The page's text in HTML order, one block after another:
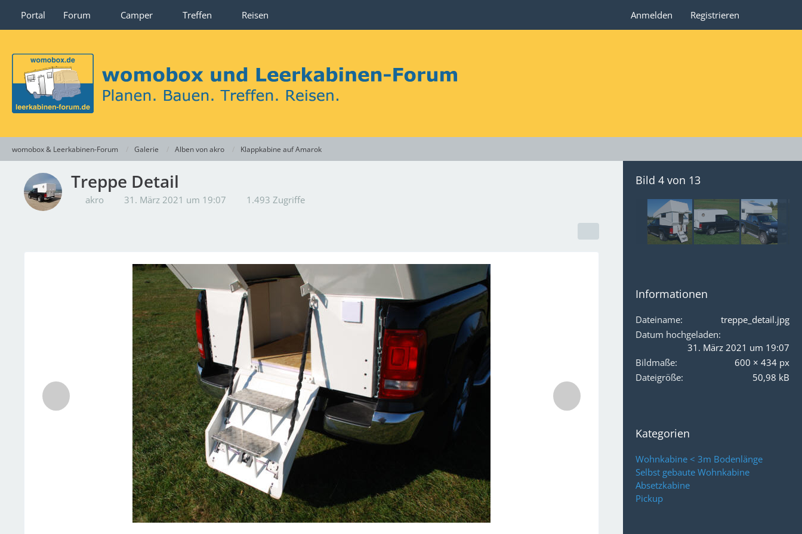
Portal Forum Camper Treffen Reisen Anmelden Registrieren
womobox & Leerkabinen-Forum Galerie Alben von akro Klappkabine auf Amarok
Treppe Detail
akro 31. März 2021 um 19:07 1.493 Zugriffe
Bild 4 von 13
Informationen
Dateiname
treppe_detail.jpg
Datum hochgeladen
31. März 2021 um 19:07
Bildmaße
600 × 434 px
Dateigröße
50,98 kB
Kategorien
Wohnkabine < 3m Bodenlänge
Selbst gebaute Wohnkabine
Absetzkabine
Pickup